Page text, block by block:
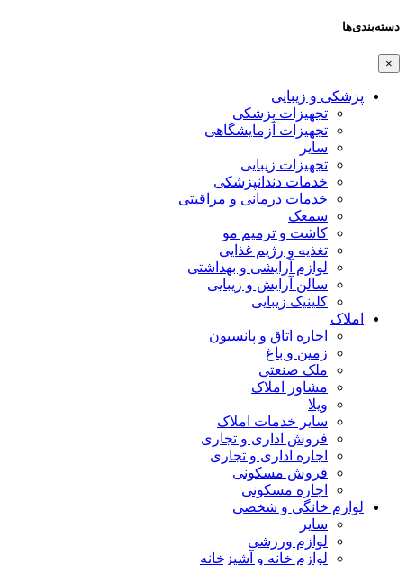
دسته‌بندی‌ها
×
پزشکی و زیبایی
تجهیزات پزشکی
تجهیزات آزمایشگاهی
سایر
تجهیزات زیبایی
خدمات دندانپزشکی
خدمات درمانی و مراقبتی
سمعک
کاشت و ترمیم مو
تغذیه و رژیم غذایی
لوازم آرایشی و بهداشتی
سالن آرایش و زیبایی
کلینیک زیبایی
املاک
اجاره اتاق و پانسیون
زمین و باغ
ملک صنعتی
مشاور املاک
ویلا
سایر خدمات املاک
فروش اداری و تجاری
اجاره اداری و تجاری
فروش مسکونی
اجاره مسکونی
لوازم خانگی و شخصی
سایر
لوازم ورزشی
لوازم خانه و آشپزخانه